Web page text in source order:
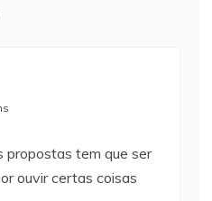
propostas tem que ser
ouvir certas coisas